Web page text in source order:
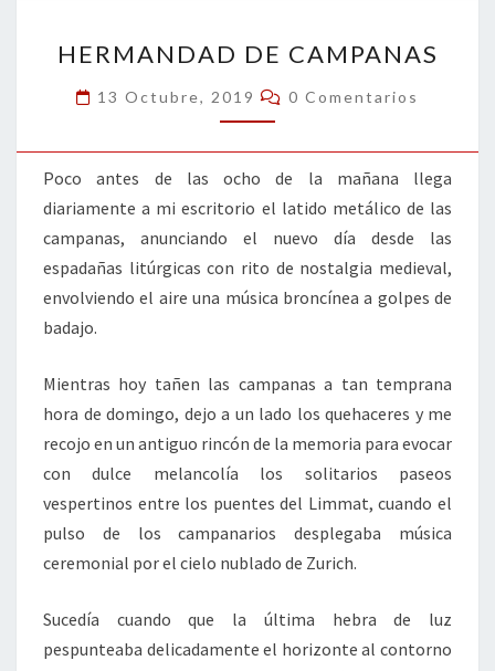
DE
CAMPANAS
HERMANDAD DE CAMPANAS
13 Octubre, 2019 Comentarios
0 Comentarios
Poco antes de las ocho de la mañana llega
diariamente a mi escritorio el latido metálico de las
campanas, anunciando el nuevo día desde las
espadañas litúrgicas con rito de nostalgia medieval,
envolviendo el aire una música broncínea a golpes de
badajo.
Mientras hoy tañen las campanas a tan temprana
hora de domingo, dejo a un lado los quehaceres y me
recojo en un antiguo rincón de la memoria para evocar
con dulce melancolía los solitarios paseos
vespertinos entre los puentes del Limmat, cuando el
pulso de los campanarios desplegaba música
ceremonial por el cielo nublado de Zurich.
Sucedía cuando que la última hebra de luz
pespunteaba delicadamente el horizonte al contorno